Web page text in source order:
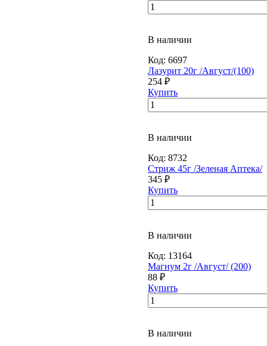
В наличии
Код: 6697
Лазурит 20г /Август/(100)
254 ₽
Купить
В наличии
Код: 8732
Стриж 45г /Зеленая Аптека/
345 ₽
Купить
В наличии
Код: 13164
Магнум 2г /Август/ (200)
88 ₽
Купить
В наличии